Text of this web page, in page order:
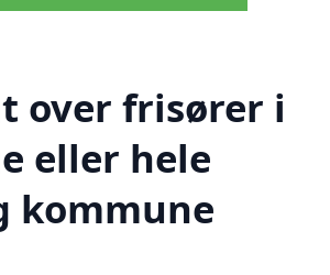
over frisører i
eller hele
kommune